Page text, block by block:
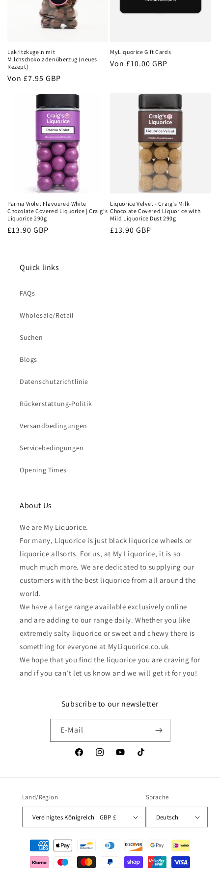
Lakritzkugeln mit
Milchschokoladenüberzug (neues
Rezept)
Normaler
Von £7.95 GBP
MyLiquorice Gift Cards
Normaler
Von £10.00 GBP
Parma Violet Flavoured White
Chocolate Covered Liquorice | Craig's
Liquorice 290g
Normaler
£13.90 GBP
Liquorice Velvet - Craig's Milk
Chocolate Covered Liquorice with
Mild Liquorice Dust 290g
Normaler
£13.90 GBP
Quick links
FAQs
Wholesale/Retail
Suchen
Blogs
Datenschutzrichtlinie
Rückerstattung-Politik
Versandbedingungen
Servicebedingungen
Opening Times
About Us
We are My Liquorice.
For many, Liquorice is just black liquorice wheels or
liquorice allsorts. For us, at My Liquorice, it is so
much much more. We are dedicated to supplying our
customers with the best liquorice from all around the
world.
We have a large range available exclusively online
and are adding to our range daily. Whether you like
extremely salty liquorice or sweet and chewy there is
something for everyone at MyLiquorice.co.uk
We hope that you find the liquorice you are craving for
and if you can’t let us know and we will get it for you!
Subscribe to our newsletter
E-Mail
FacebookInstagramYouTubeTikTok
Land/Region
Vereinigtes Königreich | GBP £
Sprache
Deutsch
Zahlungsmethoden